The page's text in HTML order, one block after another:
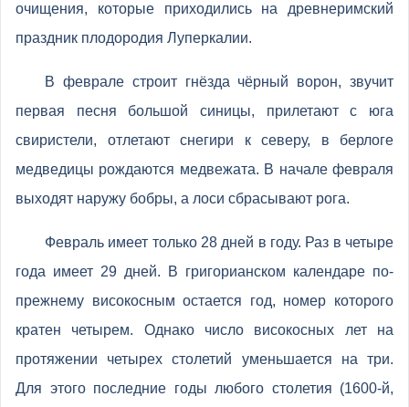
очищения, которые приходились на древнеримский
праздник плодородия Луперкалии.
В феврале строит гнёзда чёрный ворон, звучит
первая песня большой синицы, прилетают с юга
свиристели, отлетают снегири к северу, в берлоге
медведицы рождаются медвежата. В начале февраля
выходят наружу бобры, а лоси сбрасывают рога.
Февраль имеет только 28 дней в году. Раз в четыре
года имеет 29 дней. В григорианском календаре по-
прежнему високосным остается год, номер которого
кратен четырем. Однако число високосных лет на
протяжении четырех столетий уменьшается на три.
Для этого последние годы любого столетия (1600-й,